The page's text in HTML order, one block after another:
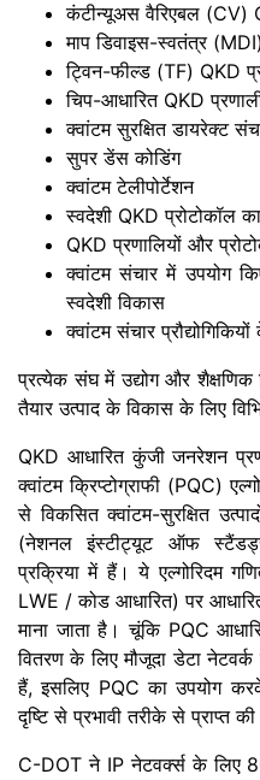
कंटीन्यूअस वैरिएबल (CV)
माप डिवाइस-स्वतंत्र
ट्विन-फील्ड (TF) QKD
चिप-आधारित QKD
क्वांटम सुरक्षित डायरेक्ट
सुपर डेंस कोडिंग
क्वांटम टेलीपोर्टेशन
स्वदेशी QKD प्रोटोकॉल
QKD प्रणालियों और
क्वांटम संचार में उपयोग
स्वदेशी विकास
क्वांटम संचार
प्रत्येक संघ में उद्योग और
तैयार उत्पाद के विकास के लिए
QKD आधारित कुंजी जनरेशन
क्वांटम क्रिप्टोग्राफी (PQC)
से विकसित क्वांटम-सुरक्षित
(नेशनल इंस्टीट्यूट ऑफ
प्रक्रिया में हैं। ये एल्गोरिदम
LWE / कोड आधारित) पर
माना जाता है। चूंकि PQC
वितरण के लिए मौजूदा डेटा
हैं, इसलिए PQC का उपयोग
दृष्टि से प्रभावी तरीके से प्राप्त
C-DOT ने IP नेटवर्क्स के लिए